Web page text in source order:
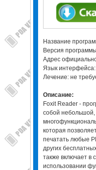
Название
Версия
Адрес
Язык интерфейса:
Лечение: не
Описание:
Foxit Reader -
собой
которая
печатать любые
других
также включает в
использовании